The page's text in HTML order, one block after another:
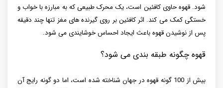
شود. قهوه حاوی کافئین است، یک محرک طبیعی که به مبارزه با خواب و
خستگی کمک می کند. اثر کافئین بر روی گیرنده های مغز تنها چند دقیقه
پس از نوشیدن قهوه باعث ایجاد احساس خوشایندی می شود.
قهوه چگونه طبقه بندی می شود؟
بیش از 100 گونه قهوه در جهان شناخته شده است، اما دو گونه رایج آن